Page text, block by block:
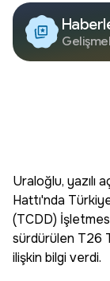
Edin
Uraloğlu, yazılı
Hattı'nda
(TCDD)
sürdürülen T26
ilişkin bilgi verdi.